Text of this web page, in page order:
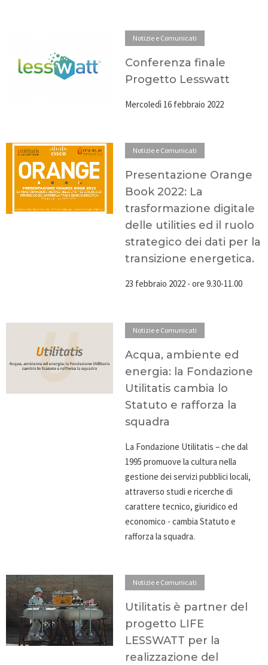
Notizie e Comunicati
Conferenza finale
Progetto Lesswatt
Mercoledì 16 febbraio 2022
Notizie e Comunicati
Presentazione Orange
Book 2022: La
trasformazione digitale
delle utilities ed il ruolo
strategico dei dati per la
transizione energetica.
23 febbraio 2022 - ore 9.30-11.00
Notizie e Comunicati
Acqua, ambiente ed
energia: la Fondazione
Utilitatis cambia lo
Statuto e rafforza la
squadra
La Fondazione Utilitatis – che dal
1995 promuove la cultura nella
gestione dei servizi pubblici locali,
attraverso studi e ricerche di
carattere tecnico, giuridico ed
economico - cambia Statuto e
rafforza la squadra.
Notizie e Comunicati
Utilitatis è partner del
progetto LIFE
LESSWATT per la
realizzazione del